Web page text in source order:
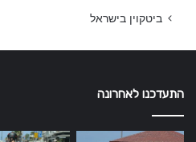
ביטקוין בישראל
התעדכנו לאחרונה